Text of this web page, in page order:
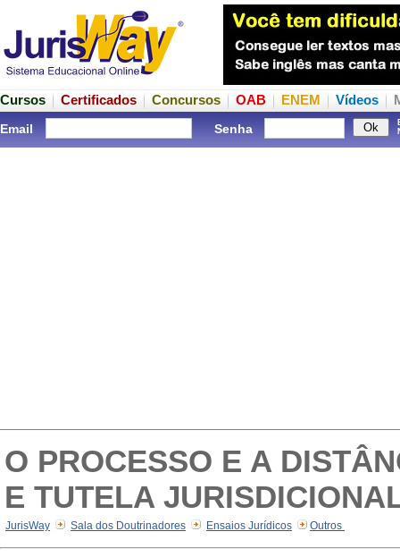
Cursos Certificados Concursos OAB ENEM Vídeos
Email Senha
O PROCESSO E A
E TUTELA
JurisWay Sala dos Doutrinadores Ensaios Jurídicos Outros